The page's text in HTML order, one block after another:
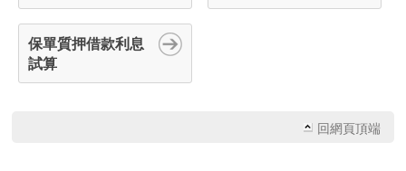
保單質押借款利息
試算
回網頁頂端